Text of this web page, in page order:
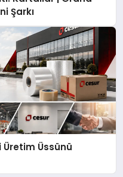
Şarkı
Üretim Üssünü